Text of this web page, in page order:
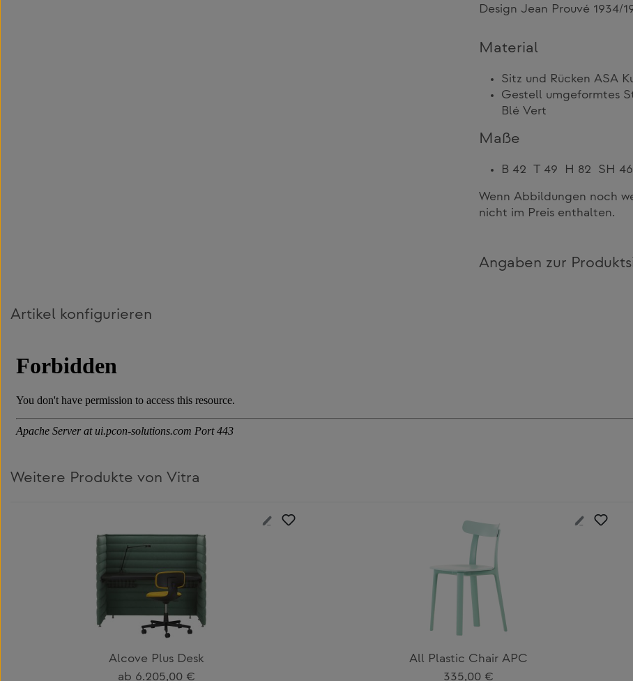
Design Jean Prouvé 1934/
Material
Sitz und Rücken ASA
Gestell umgeformtes
Blé Vert
Maße
B 42 T 49 H 82 SH
Wenn Abbildungen noch
nicht im Preis enthalten.
Angaben zur
Artikel konfigurieren
Weitere Produkte von Vitra
Alcove Plus Desk
Regulärer Preis:
ab 6.205,00 €
All Plastic Chair APC
Regulärer Preis:
335,00 €